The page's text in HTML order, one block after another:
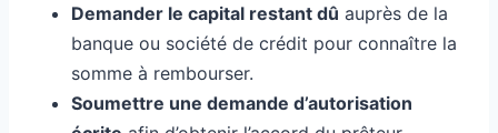
Demander le capital restant dû auprès de la
banque ou société de crédit pour connaître la
somme à rembourser.
Soumettre une demande d’autorisation